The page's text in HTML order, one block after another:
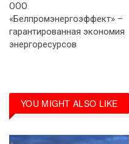
ООО
«Белпромэнергоэффект» –
гарантированная экономия
энергоресурсов
YOU MIGHT ALSO LIKE